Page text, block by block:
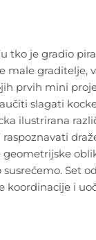
tko je gradio
male graditelje,
prvih mini
slagati
ilustrirana
geometrijske
Set
koordinacije i